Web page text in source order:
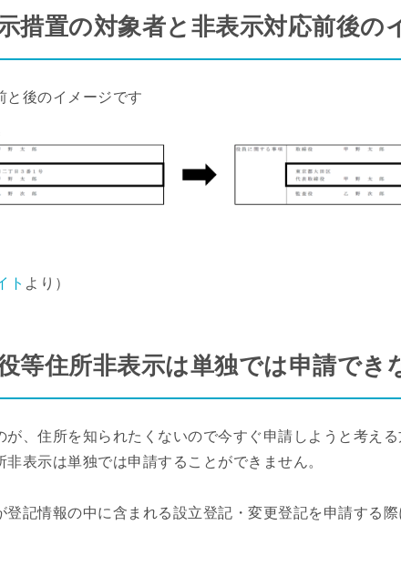
措置の対象者と非表示対応前後の
と後のイメージです
ト より）
等住所非表示は単独では申請でき
が、住所を知られたくないので今すぐ申請しようと考え
表示は単独では申請することができません。
登記情報の中に含まれる設立登記・変更登記を申請する際